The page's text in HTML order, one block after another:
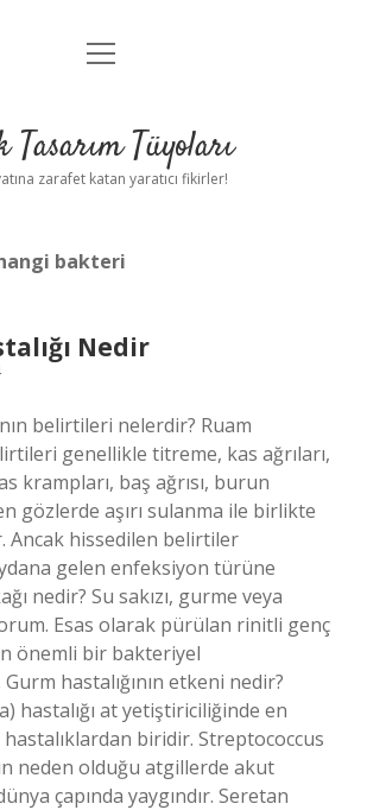
Anasayfa
Yasal Uyarı
menüyü
Tasarım Tüyoları
zarafet katan yaratıcı fikirler!
bakteri
Nedir
belirtileri nelerdir? Ruam
genellikle titreme, kas ağrıları,
krampları, baş ağrısı, burun
gözlerde aşırı sulanma ile birlikte
Ancak hissedilen belirtiler
gelen enfeksiyon türüne
nedir? Su sakızı, gurme veya
Esas olarak pürülan rinitli genç
önemli bir bakteriyel
hastalığının etkeni nedir?
hastalığı at yetiştiriciliğinde en
hastalıklardan biridir. Streptococcus
neden olduğu atgillerde akut
çapında yaygındır. Seretan